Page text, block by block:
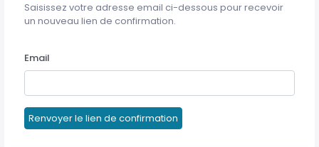
Saisissez votre adresse email ci-dessous pour recevoir
un nouveau lien de confirmation.
Email
Renvoyer le lien de confirmation